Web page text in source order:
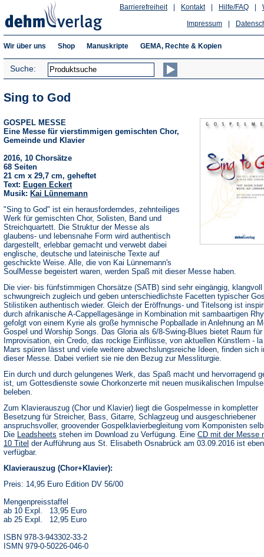
Hilfe/FAQ
Kontakt
Barrierefreiheit
Impressum
Wir über uns Shop Manuskripte GEMA, Rechte & Kopien
Suche:
Sing to God
GOSPEL MESSE
Eine Messe für vierstimmigen gemischten Chor,
Gemeinde und Klavier
2016, 10 Chorsätze
68 Seiten
21 cm x 29,7 cm, geheftet
Text: Eugen Eckert
Musik: Kai Lünnemann
"Sing to God" ist ein herausforderndes, zehnteiliges
Werk für gemischten Chor, Solisten, Band und
Streichquartett. Die Struktur der Messe als
glaubens- und lebensnahe Form wird authentisch
dargestellt, erlebbar gemacht und verwebt dabei
englische, deutsche und lateinische Texte auf
geschickte Weise. Alle, die von Kai Lünnemann's
SoulMesse begeistert waren, werden Spaß mit dieser Messe haben.
Die vier- bis fünfstimmigen Chorsätze (SATB) sind sehr eingängig, klangvoll
schwungreich zugleich und geben unterschiedlichste Facetten typischer
Stilistiken authentisch wieder. Gleich der Eröffnungs- und Titelsong ist
durch afrikanische A-Cappellagesänge in Kombination mit sambaartigen
gefolgt von einem Kyrie als große hymnische Popballade in Anlehnung an
Gospel und Worship Songs. Das Gloria als 6/8-Swing-Blues bietet Raum für
Improvisation, ein Credo, das rockige Einflüsse, von aktuellen Künstlern -
Mars spüren lässt und viele weitere abwechslungsreiche Ideen, finden sich
dieser Messe. Dabei verliert sie nie den Bezug zur Messliturgie.
Ein durch und durch gelungenes Werk, das Spaß macht und hervorragend
ist, um Gottesdienste sowie Chorkonzerte mit neuen musikalischen
beleben.
Zum Klavierauszug (Chor und Klavier) liegt die Gospelmesse in kompletter
Besetzung für Streicher, Bass, Gitarre, Schlagzeug und ausgeschriebener
anspruchsvoller, groovender Gospelklavierbegleitung vom Komponisten
Die Leadsheets (Öffnet
in
Tab)
stehen im Download zu Verfügung. Eine CD mit der Messe
10 Titel der Aufführung aus St. Elisabeth Osnabrück am 03.09.2016 ist
verfügbar.
Klavierauszug (Chor+Klavier):
Preis: 14,95 Euro Edition DV 56/00
Mengenpreisstaffel
ab 10 Expl. 13,95 Euro
ab 25 Expl. 12,95 Euro
ISBN 978-3-943302-33-2
ISMN 979-0-50226-046-0